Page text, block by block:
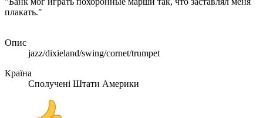
плакать."
Опис
jazz/dixieland/swing/cornet/trumpet
Країна
Сполучені Штати Америки